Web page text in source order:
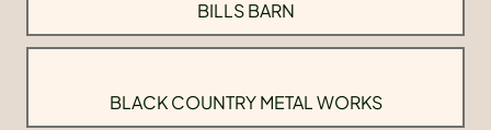
BILLS BARN
BLACK COUNTRY METAL WORKS